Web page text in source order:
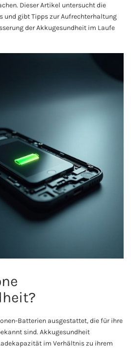
Dieser Artikel untersucht die
und gibt Tipps zur Aufrechterhaltung
der Akkugesundheit im Laufe
Batterien ausgestattet, die für ihre
sind. Akkugesundheit
im Verhältnis zu ihrem